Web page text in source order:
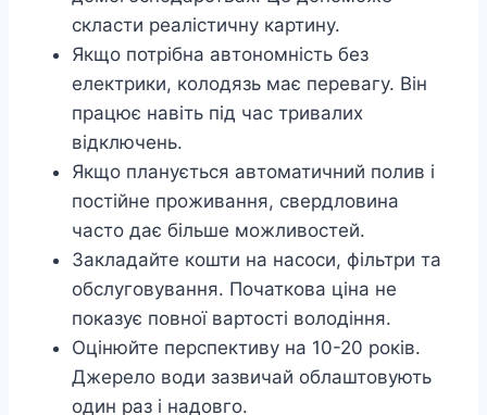
скласти реалістичну картину.
Якщо потрібна автономність без
електрики, колодязь має перевагу. Він
працює навіть під час тривалих
відключень.
Якщо планується автоматичний полив і
постійне проживання, свердловина
часто дає більше можливостей.
Закладайте кошти на насоси, фільтри та
обслуговування. Початкова ціна не
показує повної вартості володіння.
Оцінюйте перспективу на 10-20 років.
Джерело води зазвичай облаштовують
один раз і надовго.